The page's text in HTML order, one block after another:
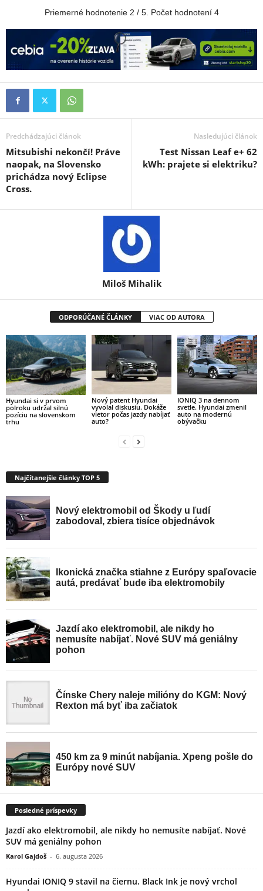
Priemerné hodnotenie 2 / 5. Počet hodnotení 4
Predchádzajúci článok
Mitsubishi nekončí! Práve
naopak, na Slovensko
prichádza nový Eclipse
Cross.
Nasledujúci článok
Test Nissan Leaf e+ 62
kWh: prajete si elektriku?
Miloš Mihalik
ODPORÚČANÉ ČLÁNKY VIAC OD AUTORA
Hyundai si v prvom
polroku udržal silnú
pozíciu na slovenskom
trhu
Nový patent Hyundai
vyvolal diskusiu. Dokáže
vietor počas jazdy nabíjať
auto?
IONIQ 3 na dennom
svetle. Hyundai zmenil
auto na modernú
obývačku
Najčítanejšie články TOP 5
Posledné príspevky
Jazdí ako elektromobil, ale nikdy ho nemusíte nabíjať. Nové
SUV má geniálny pohon
Karol Gajdoš - 6. augusta 2026
Hyundai IONIQ 9 stavil na čiernu. Black Ink je nový vrchol